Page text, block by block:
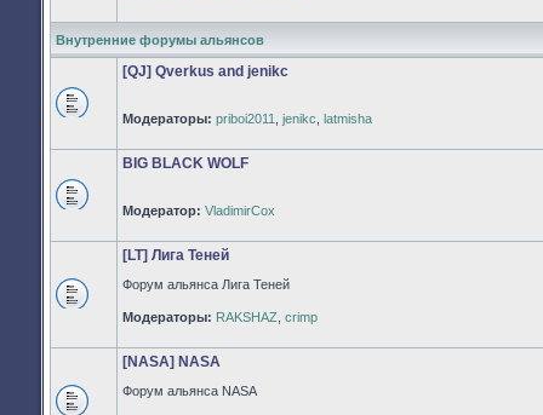
Внутренние форумы альянсов
Нет
сообщений
[QJ] Qverkus and jenikc
Модераторы: priboi2011 jenikc latmisha
Нет
сообщений
BIG BLACK WOLF
Модератор: VladimirCox
Нет
непрочитанных
[LT] Лига Теней
Форум альянса Лига Теней
Модераторы: RAKSHAZ crimp
[NASA] NASA
Форум альянса NASA